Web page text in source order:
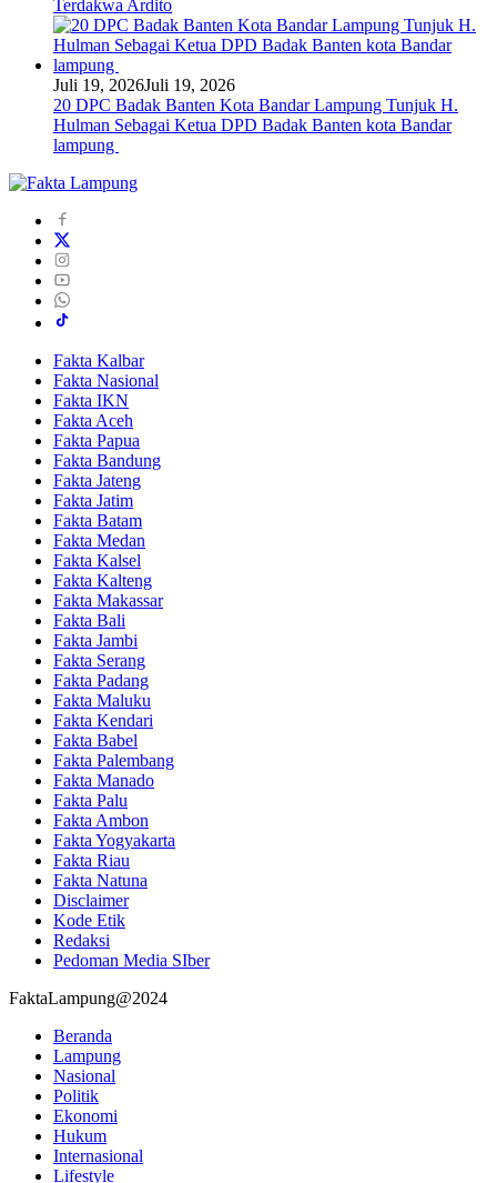
Terdakwa Ardito
Juli 19, 2026Juli 19, 2026
20 DPC Badak Banten Kota Bandar Lampung Tunjuk H.
Hulman Sebagai Ketua DPD Badak Banten kota Bandar
lampung
Fakta Kalbar
Fakta Nasional
Fakta IKN
Fakta Aceh
Fakta Papua
Fakta Bandung
Fakta Jateng
Fakta Jatim
Fakta Batam
Fakta Medan
Fakta Kalsel
Fakta Kalteng
Fakta Makassar
Fakta Bali
Fakta Jambi
Fakta Serang
Fakta Padang
Fakta Maluku
Fakta Kendari
Fakta Babel
Fakta Palembang
Fakta Manado
Fakta Palu
Fakta Ambon
Fakta Yogyakarta
Fakta Riau
Fakta Natuna
Disclaimer
Kode Etik
Redaksi
Pedoman Media SIber
FaktaLampung@2024
Beranda
Lampung
Nasional
Politik
Ekonomi
Hukum
Internasional
Lifestyle